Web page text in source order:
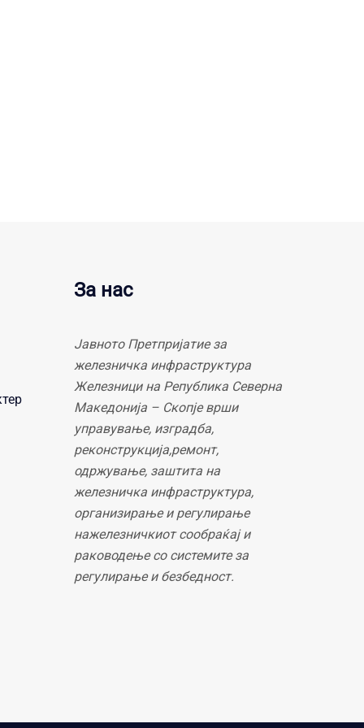
За нас
Јавното Претпријатие за
железничка инфраструктура
Железници на Република Северна
Македонија – Скопје врши
управување, изградба,
реконструкција,ремонт,
одржување, заштита на
железничка инфраструктура,
организирање и регулирање
нажелезничкиот сообраќај и
раководење со системите за
регулирање и безбедност.